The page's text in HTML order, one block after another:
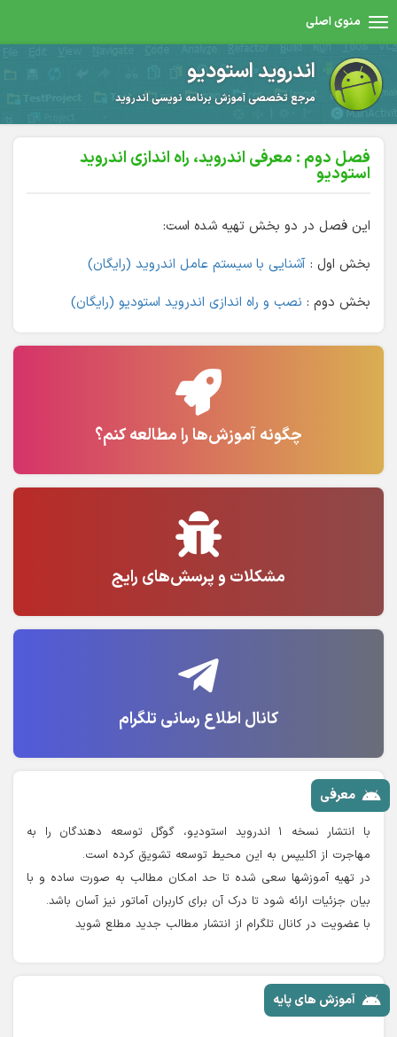
منوی اصلی
اندروید استودیو
مرجع تخصصی آموزش برنامه نویسی اندروید
فصل دوم : معرفی اندروید، راه اندازی اندروید
استودیو
این فصل در دو بخش تهیه شده است:
بخش اول : آشنایی با سیستم عامل اندروید (رایگان)
بخش دوم : نصب و راه اندازی اندروید استودیو (رایگان)
چگونه آموزش‌ها را مطالعه کنم؟
مشکلات و پرسش‌های رایج
کانال اطلاع رسانی تلگرام
معرفی
با انتشار نسخه ۱ اندروید استودیو، گوگل توسعه دهندگان را به
مهاجرت از اکلیپس به این محیط توسعه تشویق کرده است.
در تهیه آموزشها سعی شده تا حد امکان مطالب به صورت ساده و با
بیان جزئیات ارائه شود تا درک آن برای کاربران آماتور نیز آسان باشد.
با عضویت در کانال تلگرام از انتشار مطالب جدید مطلع شوید
آموزش های پایه